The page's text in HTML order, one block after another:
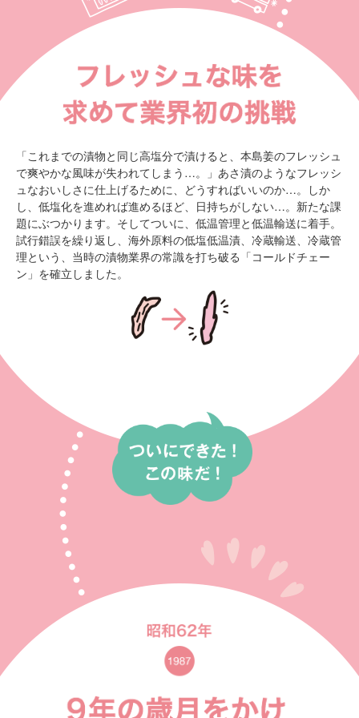
「これまでの漬物と同じ高塩分で漬けると、本島姜のフレッシュ
で爽やかな風味が失われてしまう…。」あさ漬のようなフレッシ
ュなおいしさに仕上げるために、どうすればいいのか…。しか
し、低塩化を進めれば進めるほど、日持ちがしない…。新たな課
題にぶつかります。そしてついに、低温管理と低温輸送に着手。
試行錯誤を繰り返し、海外原料の低塩低温漬、冷蔵輸送、冷蔵管
理という、当時の漬物業界の常識を打ち破る「コールドチェー
ン」を確立しました。